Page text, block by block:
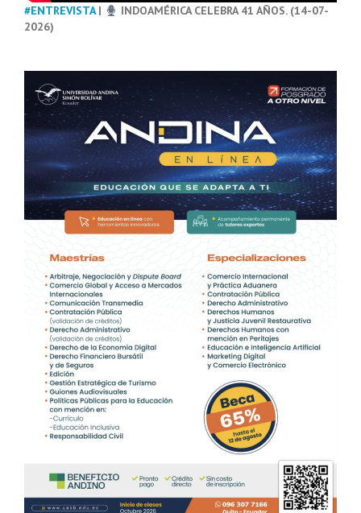
#ENTREVISTA|
INDOAMÉRICA CELEBRA 41 AÑOS. (14-07-
2026)